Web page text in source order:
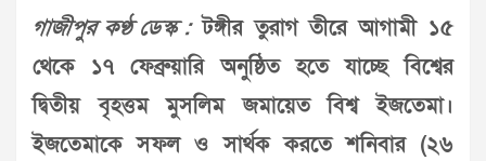
গাজীপুর কণ্ঠ ডেস্ক :টঙ্গীর তুরাগ তীরে আগামী ১৫
থেকে ১৭ ফেব্রুয়ারি অনুষ্ঠিত হতে যাচ্ছে বিশ্বের
দ্বিতীয় বৃহত্তম মুসলিম জমায়েত বিশ্ব ইজতেমা।
ইজতেমাকে সফল ও সার্থক করতে শনিবার (২৬